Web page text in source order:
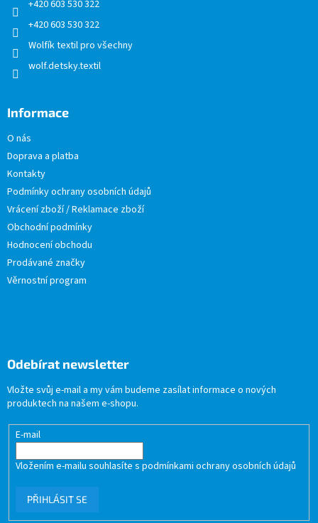
+420 603 530 322
+420 603 530 322
Wolfík textil pro všechny
wolf.detsky.textil
Informace
O nás
Doprava a platba
Kontakty
Podmínky ochrany osobních údajů
Vrácení zboží / Reklamace zboží
Obchodní podmínky
Hodnocení obchodu
Prodávané značky
Věrnostní program
Odebírat newsletter
Vložte svůj e-mail a my vám budeme zasílat informace o nových
produktech na našem e-shopu.
E-mail
Vložením e-mailu souhlasíte s podmínkami ochrany osobních údajů
PŘIHLÁSIT SE